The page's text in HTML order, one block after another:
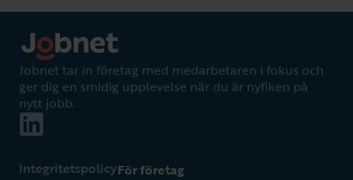
Jobnet tar in företag med medarbetaren i fokus och
ger dig en smidig upplevelse när du är nyfiken på
nytt jobb.
IntegritetspolicyFör företag